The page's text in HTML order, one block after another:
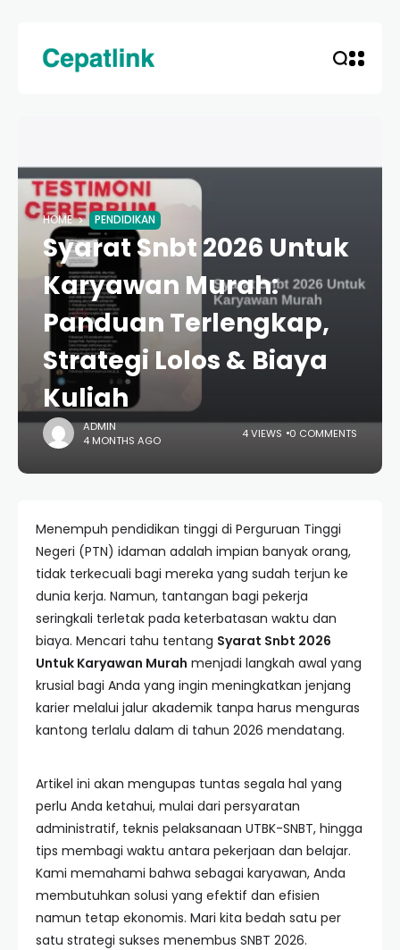
HOME PENDIDIKAN
Syarat Snbt 2026 Untuk
Karyawan Murah:
Panduan Terlengkap,
Strategi Lolos & Biaya
Kuliah
ADMIN
4 MONTHS AGO
4 VIEWS 0 COMMENTS
Menempuh pendidikan tinggi di Perguruan Tinggi
Negeri (PTN) idaman adalah impian banyak orang,
tidak terkecuali bagi mereka yang sudah terjun ke
dunia kerja. Namun, tantangan bagi pekerja
seringkali terletak pada keterbatasan waktu dan
biaya. Mencari tahu tentang Syarat Snbt 2026
Untuk Karyawan Murah menjadi langkah awal yang
krusial bagi Anda yang ingin meningkatkan jenjang
karier melalui jalur akademik tanpa harus menguras
kantong terlalu dalam di tahun 2026 mendatang.
Artikel ini akan mengupas tuntas segala hal yang
perlu Anda ketahui, mulai dari persyaratan
administratif, teknis pelaksanaan UTBK-SNBT, hingga
tips membagi waktu antara pekerjaan dan belajar.
Kami memahami bahwa sebagai karyawan, Anda
membutuhkan solusi yang efektif dan efisien
namun tetap ekonomis. Mari kita bedah satu per
satu strategi sukses menembus SNBT 2026.